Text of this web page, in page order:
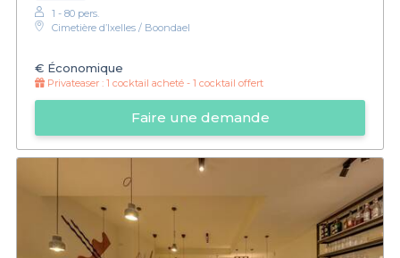
1 - 80 pers.
Cimetière d’Ixelles / Boondael
€ Économique
Privateaser : 1 cocktail acheté - 1 cocktail offert
Faire une demande